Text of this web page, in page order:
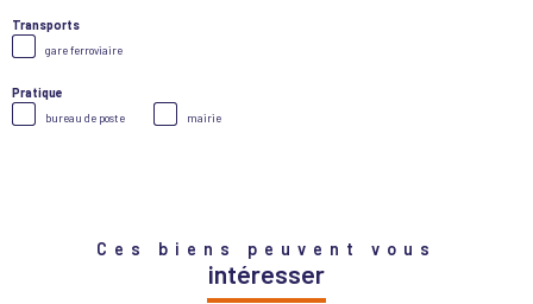
Transports
gare ferroviaire
Pratique
bureau de poste mairie
Ces biens peuvent vous
intéresser